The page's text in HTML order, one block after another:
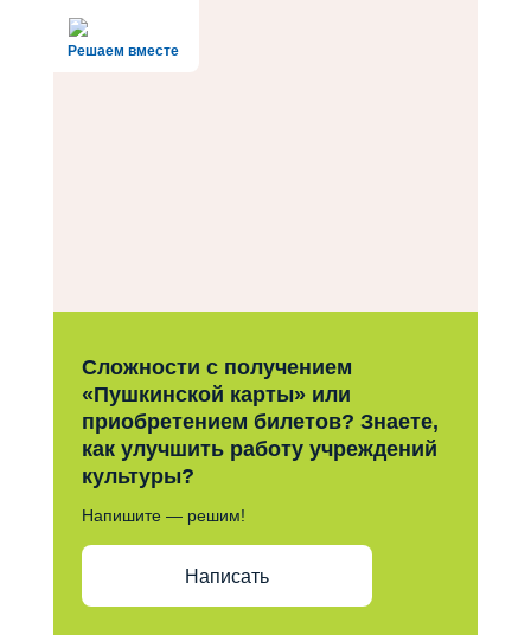
Решаем вместе
Сложности с получением
«Пушкинской карты» или
приобретением билетов? Знаете,
как улучшить работу учреждений
культуры?
Напишите — решим!
Написать